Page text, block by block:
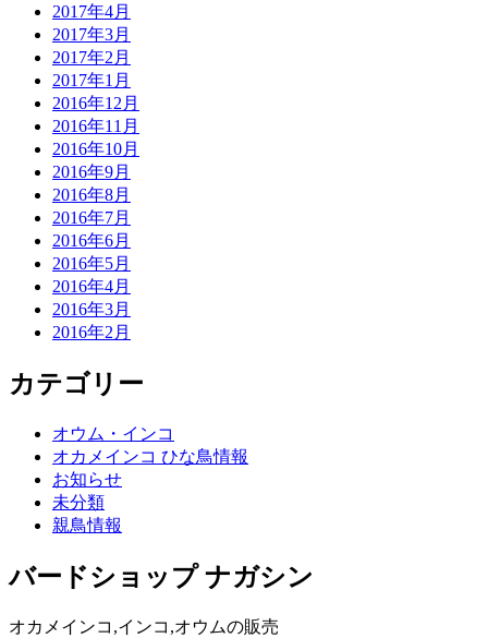
2017年4月
2017年3月
2017年2月
2017年1月
2016年12月
2016年11月
2016年10月
2016年9月
2016年8月
2016年7月
2016年6月
2016年5月
2016年4月
2016年3月
2016年2月
カテゴリー
オウム・インコ
オカメインコ ひな鳥情報
お知らせ
未分類
親鳥情報
バードショップ ナガシン
オカメインコ,インコ,オウムの販売